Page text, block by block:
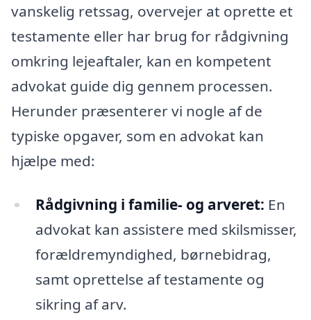
vanskelig retssag, overvejer at oprette et
testamente eller har brug for rådgivning
omkring lejeaftaler, kan en kompetent
advokat guide dig gennem processen.
Herunder præsenterer vi nogle af de
typiske opgaver, som en advokat kan
hjælpe med:
Rådgivning i familie- og arveret: En
advokat kan assistere med skilsmisser,
forældremyndighed, børnebidrag,
samt oprettelse af testamente og
sikring af arv.